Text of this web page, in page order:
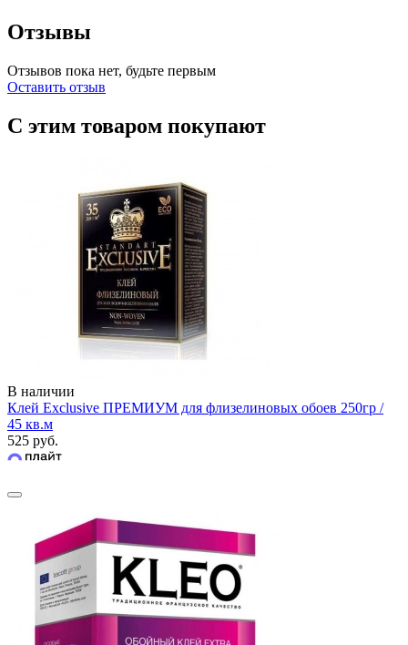
Отзывы
Отзывов пока нет, будьте первым
Оставить отзыв
С этим товаром покупают
В наличии
Клей Exclusive ПРЕМИУМ для флизелиновых обоев 250гр /
45 кв.м
525 руб.